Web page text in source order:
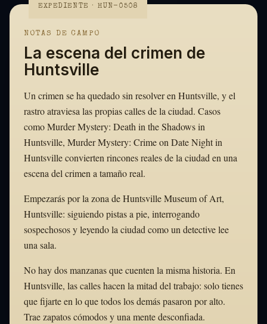
EXPEDIENTE · HUN-0508
NOTAS DE CAMPO
La escena del crimen de
Huntsville
Un crimen se ha quedado sin resolver en Huntsville, y el
rastro atraviesa las propias calles de la ciudad. Casos
como Murder Mystery: Death in the Shadows in
Huntsville, Murder Mystery: Crime on Date Night in
Huntsville convierten rincones reales de la ciudad en una
escena del crimen a tamaño real.
Empezarás por la zona de Huntsville Museum of Art,
Huntsville: siguiendo pistas a pie, interrogando
sospechosos y leyendo la ciudad como un detective lee
una sala.
No hay dos manzanas que cuenten la misma historia. En
Huntsville, las calles hacen la mitad del trabajo: solo tienes
que fijarte en lo que todos los demás pasaron por alto.
Trae zapatos cómodos y una mente desconfiada.